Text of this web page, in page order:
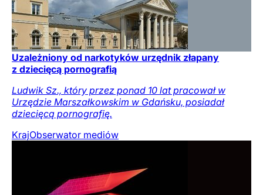
Uzależniony od narkotyków urzędnik złapany
z dziecięcą pornografią
Ludwik Sz., który przez ponad 10 lat pracował w
Urzędzie Marszałkowskim w Gdańsku, posiadał
dziecięcą pornografię.
KrajObserwator mediów